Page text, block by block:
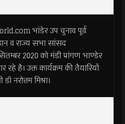
भांडेर उप चुनाव पूर्व
व राज्य सभा सांसद
2020 को मंडी प्रांगण भाण्डेर
है। उक्त कार्यक्रम की तैयारियों
नरोत्तम मिश्रा।